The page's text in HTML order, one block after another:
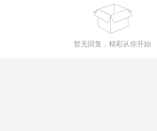

暂无回复，精彩从你开始